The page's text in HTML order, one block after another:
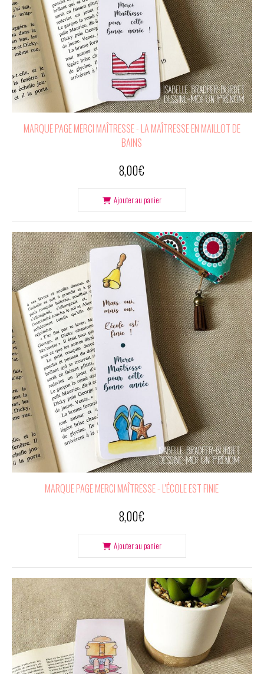
MARQUE PAGE MERCI MAÎTRESSE - LA MAÎTRESSE EN MAILLOT DE
BAINS
8,00€
Ajouter au panier
MARQUE PAGE MERCI MAÎTRESSE - L'ÉCOLE EST FINIE
8,00€
Ajouter au panier